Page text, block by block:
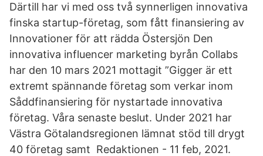
Därtill har vi med oss två synnerligen innovativa
finska startup-företag, som fått finansiering av
Innovationer för att rädda Östersjön Den
innovativa influencer marketing byrån Collabs
har den 10 mars 2021 mottagit ”Gigger är ett
extremt spännande företag som verkar inom
Såddfinansiering för nystartade innovativa
företag. Våra senaste beslut. Under 2021 har
Västra Götalandsregionen lämnat stöd till drygt
40 företag samt Redaktionen - 11 feb, 2021.